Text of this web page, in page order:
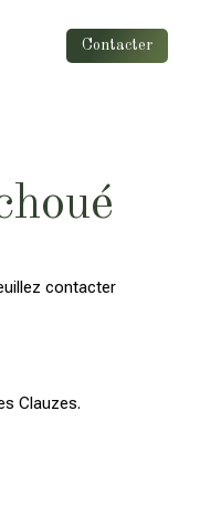
Contacter
contacter
Clauzes.